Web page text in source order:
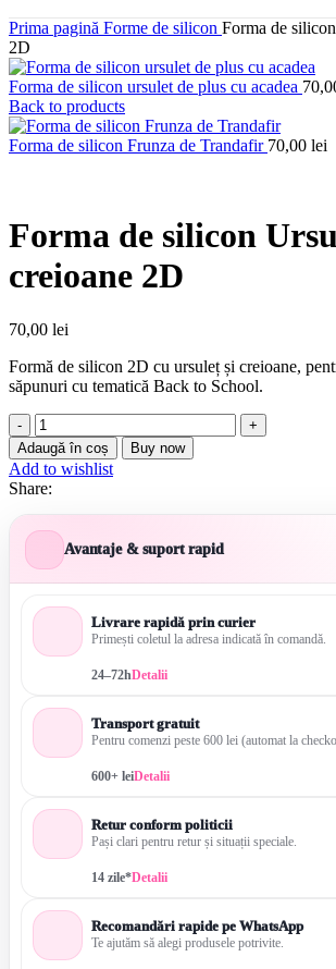
Prima pagină Forme de silicon Forma de
2D
Forma de silicon ursulet de plus cu acadea
Back to products
Forma de silicon Frunza de Trandafir 70,00 lei
Forma de silicon
creioane 2D
70,00 lei
Formă de silicon 2D cu ursuleț și creioane,
săpunuri cu tematică Back to School.
Cantitate
Forma
de
silicon
Ursulet
creioane
Adaugă în coș Buy now
Add to wishlist
Share:
Avantaje & suport rapid
Livrare rapidă prin curier
Primești coletul la adresa indicată în comandă.
24–72hDetalii
Transport gratuit
Pentru comenzi peste 600 lei (automat la
600+ leiDetalii
Retur conform politicii
Pași clari pentru retur și situații speciale.
14 zile*Detalii
Recomandări rapide pe WhatsApp
Te ajutăm să alegi produsele potrivite.